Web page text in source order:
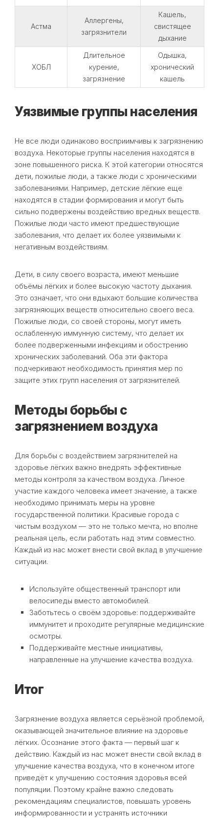
Астма
Аллергены,
загрязнители
Кашель,
свистящее
дыхание
ХОБЛ
Длительное
курение,
загрязнение
Одышка,
хронический
кашель
Уязвимые группы населения
Не все люди одинаково восприимчивы к загрязнению
воздуха. Некоторые группы населения находятся в
зоне повышенного риска. К этой категории относятся
дети, пожилые люди, а также люди с хроническими
заболеваниями. Например, детские лёгкие еще
находятся в стадии формирования и могут быть
сильно подвержены воздействию вредных веществ.
Пожилые люди часто имеют предшествующие
заболевания, что делает их более уязвимыми к
негативным воздействиям.
Дети, в силу своего возраста, имеют меньшие
объёмы лёгких и более высокую частоту дыхания.
Это означает, что они вдыхают большие количества
загрязняющих веществ относительно своего веса.
Пожилые люди, со своей стороны, могут иметь
ослабленную иммунную систему, что делает их
более подверженными инфекциям и обострению
хронических заболеваний. Оба эти фактора
подчеркивают необходимость принятия мер по
защите этих групп населения от загрязнителей.
Методы борьбы с
загрязнением воздуха
Для борьбы с воздействием загрязнителей на
здоровье лёгких важно внедрять эффективные
методы контроля за качеством воздуха. Личное
участие каждого человека имеет значение, а также
необходимо принимать меры на уровне
государственной политики. Красивые города с
чистым воздухом — это не только мечта, но вполне
реальная цель, если работать над этим совместно.
Каждый из нас может внести свой вклад в улучшение
ситуации.
Используйте общественный транспорт или
велосипеды вместо автомобилей.
Заботьтесь о своём здоровье: поддерживайте
иммунитет и проходите регулярные медицинские
осмотры.
Поддерживайте местные инициативы,
направленные на улучшение качества воздуха.
Итог
Загрязнение воздуха является серьёзной проблемой,
оказывающей значительное влияние на здоровье
лёгких. Осознание этого факта — первый шаг к
действию. Каждый из нас может внести свой вклад в
улучшение качества воздуха, что в конечном итоге
приведёт к улучшению состояния здоровья всей
популяции. Поэтому крайне важно следовать
рекомендациям специалистов, повышать уровень
информированности и устранять источники